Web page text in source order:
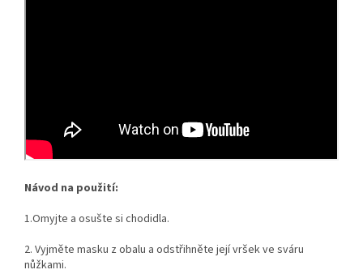
Návod na použití:
1.Omyjte a osušte si chodidla.
2. Vyjměte masku z obalu a odstřihněte její vršek ve sváru
nůžkami.